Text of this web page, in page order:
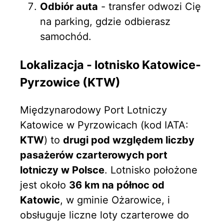
Odbiór auta - transfer odwozi Cię
na parking, gdzie odbierasz
samochód.
Lokalizacja - lotnisko Katowice-
Pyrzowice (KTW)
Międzynarodowy Port Lotniczy
Katowice w Pyrzowicach (kod IATA:
KTW) to drugi pod względem liczby
pasażerów czarterowych port
lotniczy w Polsce. Lotnisko położone
jest około 36 km na północ od
Katowic, w gminie Ożarowice, i
obsługuje liczne loty czarterowe do